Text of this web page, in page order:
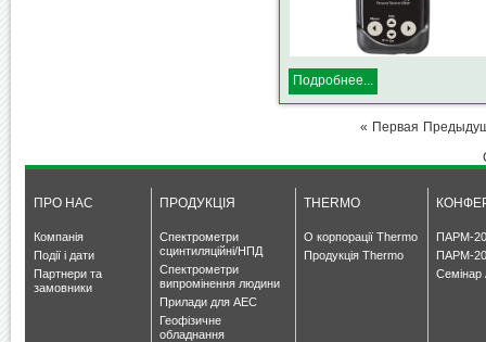
Подробнее...
« Первая
ПРО НАС ПРОДУКЦІЯ THERMO
Компанія
Події і дати
Партнери та
замовники
Спектрометри
сцинтиляційні/НПД
Спектрометри
випромінення людини
Прилади для АЕС
Геофізичне
обладнання
О корпорації Thermo
Продукція Thermo
ПАРМ-
ПАРМ-
Семінар